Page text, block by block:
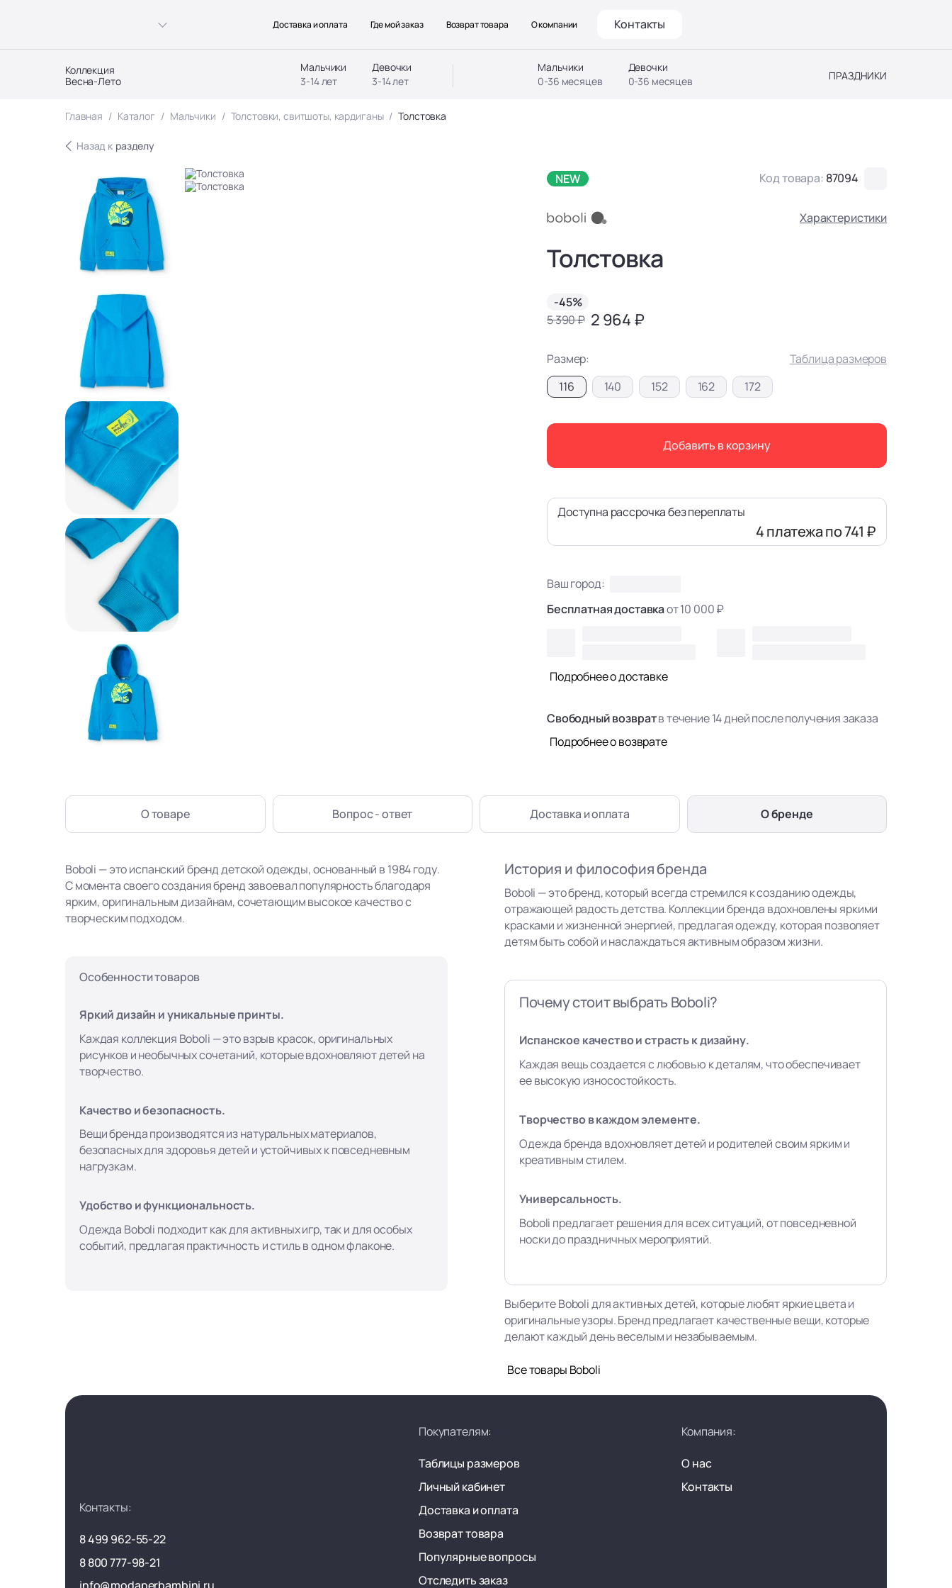
Коллекция
Весна-Лето
Мальчики
3-14 лет
Девочки
3-14 лет
Мальчики
0-36 месяцев
Девочки
0-36 месяцев
ПРАЗДНИКИ
Доставка и оплата Где мой заказ Возврат товара О компании Контакты
Главная Каталог Мальчики Толстовки, свитшоты, кардиганы Толстовка
Назад к разделу
NEW Код товара: 87094
Характеристики
Толстовка
-45%
5 390 ₽ 2 964 ₽
Размер:
Таблица размеров
116
140 152 162 172
Добавить в корзину
Доступна рассрочка без переплаты
4 платежапо 741 ₽
Ваш город:
Бесплатная доставкаот 10 000 ₽
Подробнее о доставке
Свободный возвратв течение 14 дней после получения заказа
Подробнее о возврате
О товаре Вопрос - ответ Доставка и оплата О бренде
Boboli — это испанский бренд детской одежды, основанный в 1984 году.
С момента своего создания бренд завоевал популярность благодаря
ярким, оригинальным дизайнам, сочетающим высокое качество с
творческим подходом.
Особенности товаров
Яркий дизайн и уникальные принты.
Каждая коллекция Boboli — это взрыв красок, оригинальных
рисунков и необычных сочетаний, которые вдохновляют детей на
творчество.
Качество и безопасность.
Вещи бренда производятся из натуральных материалов,
безопасных для здоровья детей и устойчивых к повседневным
нагрузкам.
Удобство и функциональность.
Одежда Boboli подходит как для активных игр, так и для особых
событий, предлагая практичность и стиль в одном флаконе.
История и философия бренда
Boboli — это бренд, который всегда стремился к созданию одежды,
отражающей радость детства. Коллекции бренда вдохновлены яркими
красками и жизненной энергией, предлагая одежду, которая позволяет
детям быть собой и наслаждаться активным образом жизни.
Почему стоит выбрать Boboli?
Испанское качество и страсть к дизайну.
Каждая вещь создается с любовью к деталям, что обеспечивает
ее высокую износостойкость.
Творчество в каждом элементе.
Одежда бренда вдохновляет детей и родителей своим ярким и
креативным стилем.
Универсальность.
Boboli предлагает решения для всех ситуаций, от повседневной
носки до праздничных мероприятий.
Выберите Boboli для активных детей, которые любят яркие цвета и
оригинальные узоры. Бренд предлагает качественные вещи, которые
делают каждый день веселым и незабываемым.
Все товары Boboli
Контакты:
8 499 962-55-22
8 800 777-98-21
Покупателям:
Таблицы размеров
Личный кабинет
Доставка и оплата
Возврат товара
Популярные вопросы
Отследить заказ
Компания:
О нас
Контакты